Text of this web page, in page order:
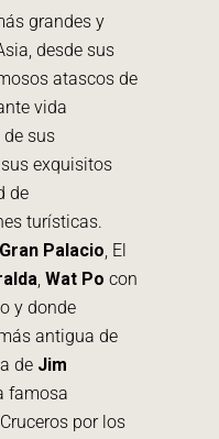
grandes y
desde sus
atascos de
vida
sus
exquisitos
de
turísticas.
Gran Palacio, El
, Wat Po con
y donde
antigua de
de Jim
famosa
por los